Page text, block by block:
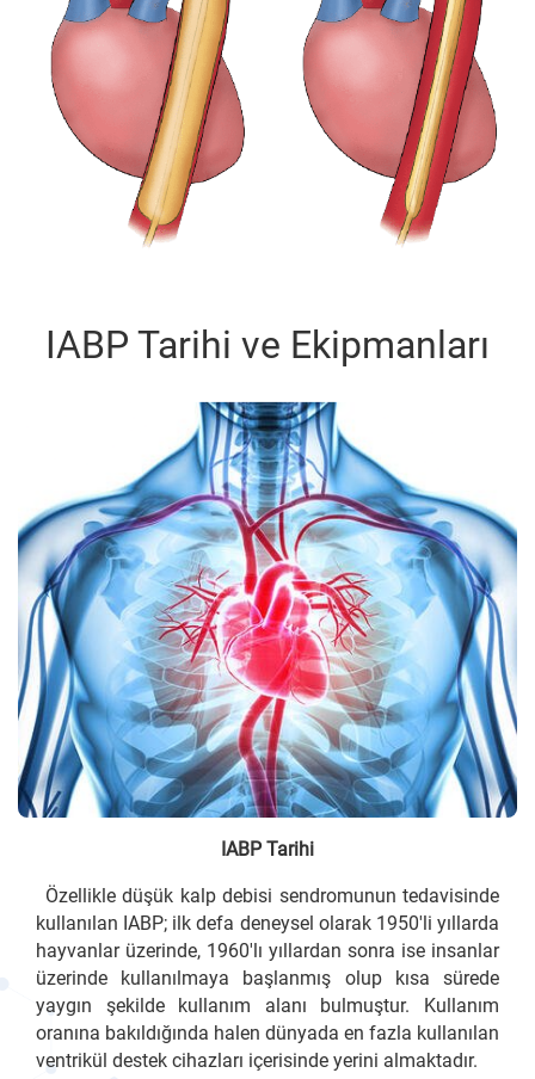
IABP Tarihi ve Ekipmanları
IABP Tarihi
Özellikle düşük kalp debisi sendromunun tedavisinde
kullanılan IABP; ilk defa deneysel olarak 1950'li yıllarda
hayvanlar üzerinde, 1960'lı yıllardan sonra ise insanlar
üzerinde kullanılmaya başlanmış olup kısa sürede
yaygın şekilde kullanım alanı bulmuştur. Kullanım
oranına bakıldığında halen dünyada en fazla kullanılan
ventrikül destek cihazları içerisinde yerini almaktadır.